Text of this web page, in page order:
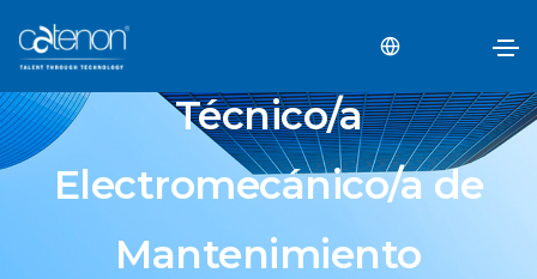
Técnico/a
Electromecánico/a de
Mantenimiento